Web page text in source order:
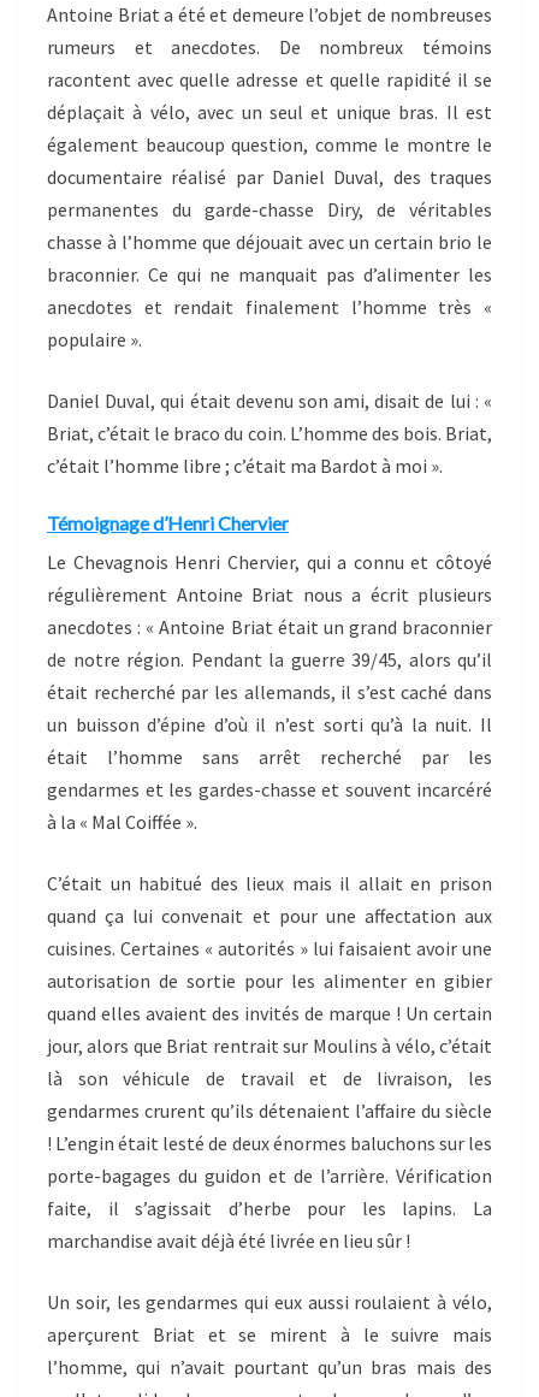
Antoine Briat a été et demeure l’objet de nombreuses
rumeurs et anecdotes. De nombreux témoins
racontent avec quelle adresse et quelle rapidité il se
déplaçait à vélo, avec un seul et unique bras. Il est
également beaucoup question, comme le montre le
documentaire réalisé par Daniel Duval, des traques
permanentes du garde-chasse Diry, de véritables
chasse à l’homme que déjouait avec un certain brio le
braconnier. Ce qui ne manquait pas d’alimenter les
anecdotes et rendait finalement l’homme très «
populaire ».
Daniel Duval, qui était devenu son ami, disait de lui : «
Briat, c’était le braco du coin. L’homme des bois. Briat,
c’était l’homme libre ; c’était ma Bardot à moi ».
Témoignage d’Henri Chervier
Le Chevagnois Henri Chervier, qui a connu et côtoyé
régulièrement Antoine Briat nous a écrit plusieurs
anecdotes : « Antoine Briat était un grand braconnier
de notre région. Pendant la guerre 39/45, alors qu’il
était recherché par les allemands, il s’est caché dans
un buisson d’épine d’où il n’est sorti qu’à la nuit. Il
était l’homme sans arrêt recherché par les
gendarmes et les gardes-chasse et souvent incarcéré
à la « Mal Coiffée ».
C’était un habitué des lieux mais il allait en prison
quand ça lui convenait et pour une affectation aux
cuisines. Certaines « autorités » lui faisaient avoir une
autorisation de sortie pour les alimenter en gibier
quand elles avaient des invités de marque ! Un certain
jour, alors que Briat rentrait sur Moulins à vélo, c’était
là son véhicule de travail et de livraison, les
gendarmes crurent qu’ils détenaient l’affaire du siècle
! L’engin était lesté de deux énormes baluchons sur les
porte-bagages du guidon et de l’arrière. Vérification
faite, il s’agissait d’herbe pour les lapins. La
marchandise avait déjà été livrée en lieu sûr !
Un soir, les gendarmes qui eux aussi roulaient à vélo,
aperçurent Briat et se mirent à le suivre mais
l’homme, qui n’avait pourtant qu’un bras mais des